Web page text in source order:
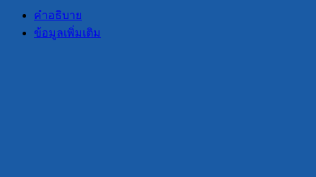
WB-
10
(12V
คำอธิบาย
ข้อมูลเพิ่มเติม